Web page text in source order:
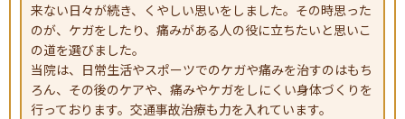
お客さまのお声
プロが教える
来ない日々が続き、くやしい思いをしました。その時思った
のが、ケガをしたり、痛みがある人の役に立ちたいと思いこ
の道を選びました。
当院は、日常生活やスポーツでのケガや痛みを治すのはもち
ろん、その後のケアや、痛みやケガをしにくい身体づくりを
行っております。交通事故治療も力を入れています。